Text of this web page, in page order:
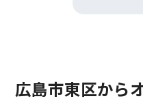
広島市東区から